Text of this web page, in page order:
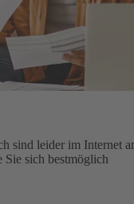
sind leider im Internet
Sie sich bestmöglich